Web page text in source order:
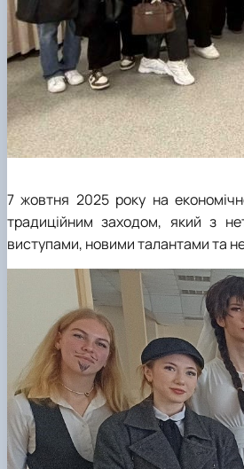
7 жовтня 2025 року на
традиційним заходом, який з
виступами, новими талантами та